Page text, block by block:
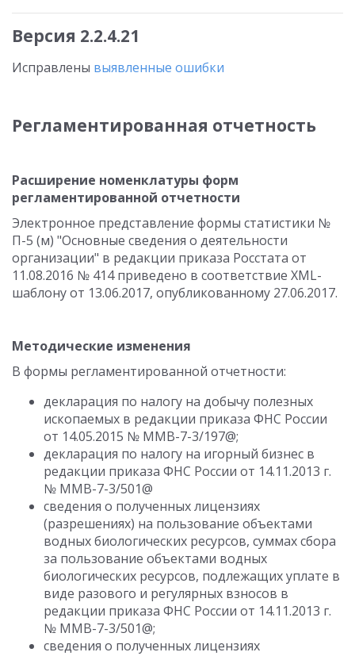
Версия 2.2.4.21
Исправлены выявленные ошибки
Регламентированная отчетность
Расширение номенклатуры форм
регламентированной отчетности
Электронное представление формы статистики №
П-5 (м) "Основные сведения о деятельности
организации" в редакции приказа Росстата от
11.08.2016 № 414 приведено в соответствие XML-
шаблону от 13.06.2017, опубликованному 27.06.2017.
Методические изменения
В формы регламентированной отчетности:
декларация по налогу на добычу полезных
ископаемых в редакции приказа ФНС России
от 14.05.2015 № ММВ-7-3/197@;
декларация по налогу на игорный бизнес в
редакции приказа ФНС России от 14.11.2013 г.
№ ММВ-7-3/501@
сведения о полученных лицензиях
(разрешениях) на пользование объектами
водных биологических ресурсов, суммах сбора
за пользование объектами водных
биологических ресурсов, подлежащих уплате в
виде разового и регулярных взносов в
редакции приказа ФНС России от 14.11.2013 г.
№ ММВ-7-3/501@;
сведения о полученных лицензиях